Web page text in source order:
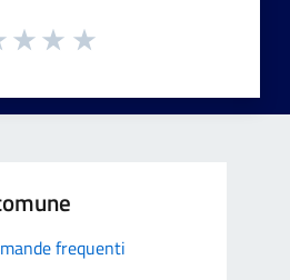
frequenti